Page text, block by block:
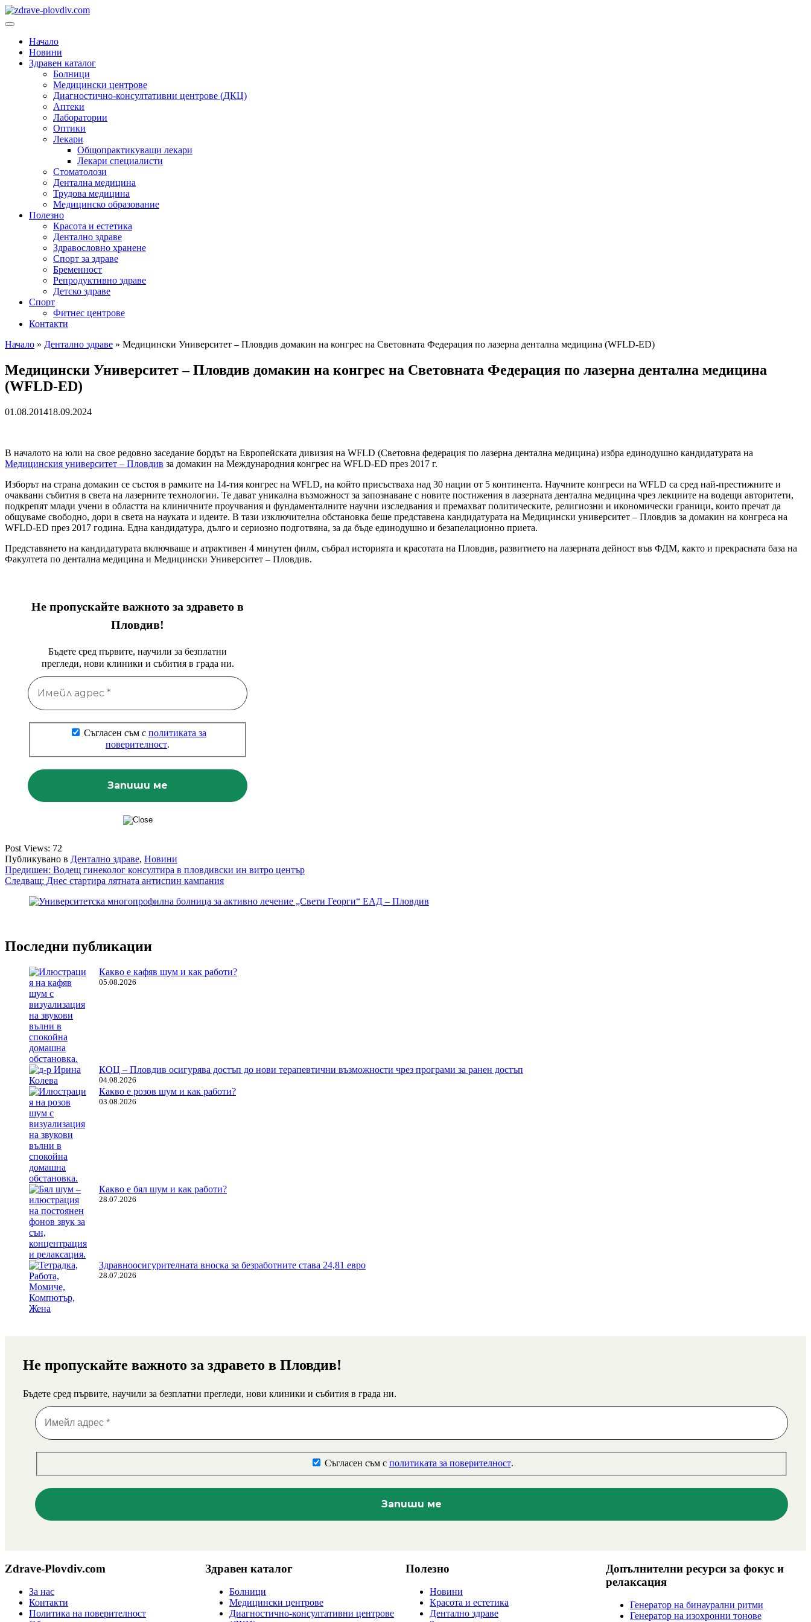
Преминете
към
Основно
Начало
Новини
Здравен каталог
Болници
Медицински центрове
Диагностично-консултативни центрове (ДКЦ)
Аптеки
Лаборатории
Оптики
Лекари
Общопрактикуващи лекари
Лекари специалисти
Стоматолози
Дентална медицина
Трудова медицина
Медицинско образование
Полезно
Красота и естетика
Дентално здраве
Здравословно хранене
Спорт за здраве
Бременност
Репродуктивно здраве
Детско здраве
Спорт
Фитнес центрове
Контакти
Начало » Дентално здраве » Медицински Университет – Пловдив домакин на конгрес на Световната Федерация по лазерна дентална медицина (WFLD-ED)
Медицински Университет – Пловдив домакин на конгрес на Световната Федерация по лазерна дентална медицина
(WFLD-ED)
01.08.201418.09.2024
В началото на юли на свое редовно заседание бордът на Европейската дивизия на WFLD (Световна федерация по лазерна дентална медицина) избра единодушно кандидатурата на
Медицинския университет – Пловдив за домакин на Международния конгрес на WFLD-ED през 2017 г.
Изборът на страна домакин се състоя в рамките на 14-тия конгрес на WFLD, на който присъстваха над 30 нации от 5 континента. Научните конгреси на WFLD са сред най-престижните и
очаквани събития в света на лазерните технологии. Те дават уникална възможност за запознаване с новите постижения в лазерната дентална медицина чрез лекциите на водещи авторитети,
подкрепят млади учени в областта на клиничните проучвания и фундаменталните научни изследвания и премахват политическите, религиозни и икономически граници, които пречат да
общуваме свободно, дори в света на науката и идеите. В тази изключителна обстановка беше представена кандидатурата на Медицински университет – Пловдив за домакин на конгреса на
WFLD-ED през 2017 година. Една кандидатура, дълго и сериозно подготвяна, за да бъде единодушно и безапелационно приета.
Представянето на кандидатурата включваше и атрактивен 4 минутен филм, събрал историята и красотата на Пловдив, развитието на лазерната дейност във ФДМ, както и прекрасната база на
Факултета по дентална медицина и Медицински Университет – Пловдив.
Не пропускайте важното за здравето в
Пловдив!
Бъдете сред първите, научили за безплатни
прегледи, нови клиники и събития в града ни.
Съгласен съм с политиката за
поверителност.
Post Views: 72
Публикувано в Дентално здраве, Новини
Навигация
Предишен: Водещ гинеколог консултира в пловдивски ин витро център
Следващ: Днес стартира лятната антиспин кампания
Последни публикации
Какво е кафяв шум и как работи?
05.08.2026
КОЦ – Пловдив осигурява достъп до нови терапевтични възможности чрез програми за ранен достъп
04.08.2026
Какво е розов шум и как работи?
03.08.2026
Какво е бял шум и как работи?
28.07.2026
Здравноосигурителната вноска за безработните става 24,81 евро
28.07.2026
Не пропускайте важното за здравето в Пловдив!
Бъдете сред първите, научили за безплатни прегледи, нови клиники и събития в града ни.
Съгласен съм с политиката за поверителност.
Zdrave-Plovdiv.com
За нас
Контакти
Политика на поверителност
Здравен каталог
Болници
Медицински центрове
Диагностично-консултативни центрове
Полезно
Новини
Красота и естетика
Дентално здраве
Допълнителни ресурси за фокус и
релаксация
Генератор на бинаурални ритми
Генератор на изохронни тонове